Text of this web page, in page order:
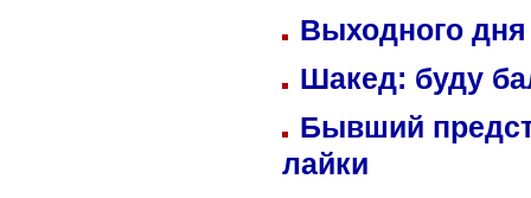
Выходного
Шакед: буду
Бывший
лайки